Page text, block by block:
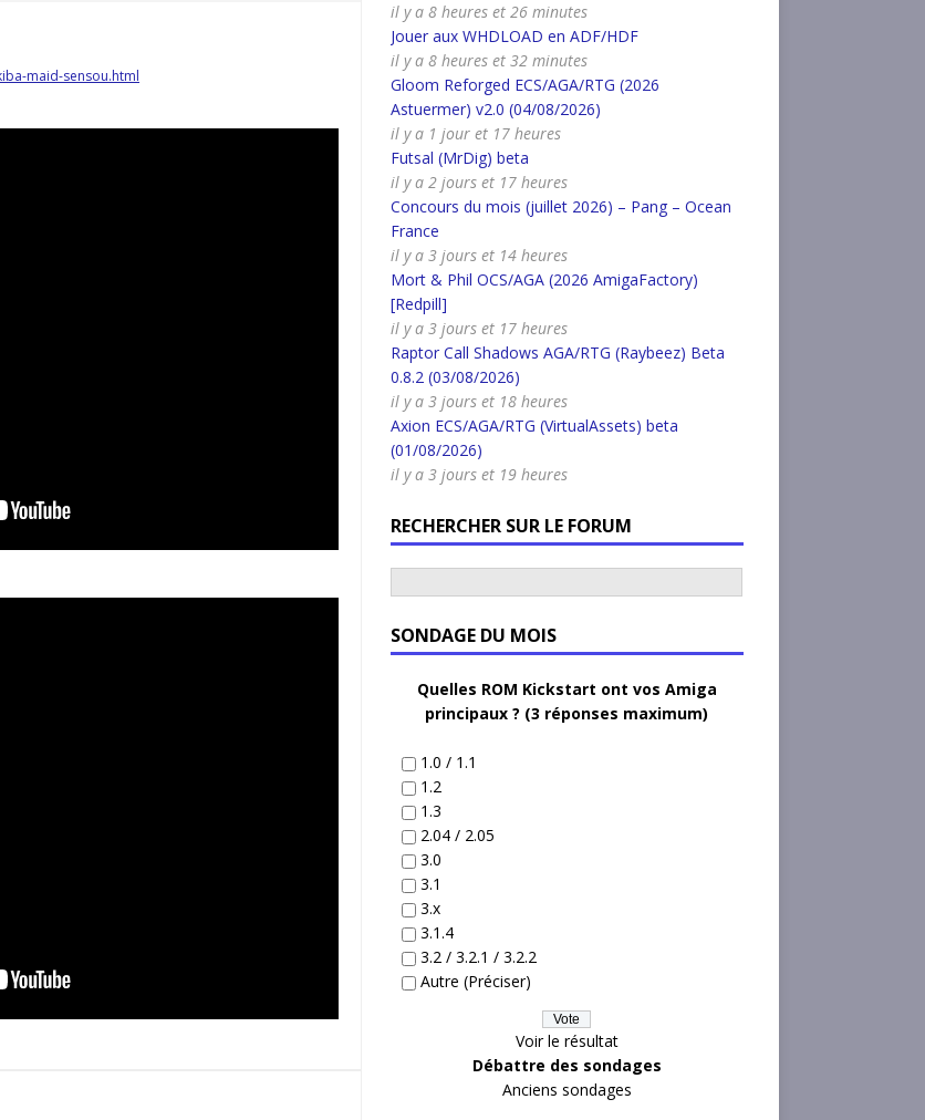
maid-sensou.html
il y a 8 heures et 26 minutes
Jouer aux WHDLOAD en ADF/HDF
il y a 8 heures et 32 minutes
Gloom Reforged ECS/AGA/RTG (2026
Astuermer) v2.0 (04/08/2026)
il y a 1 jour et 17 heures
Futsal (MrDig) beta
il y a 2 jours et 17 heures
Concours du mois (juillet 2026) – Pang – Ocean
France
il y a 3 jours et 14 heures
Mort & Phil OCS/AGA (2026 AmigaFactory)
[Redpill]
il y a 3 jours et 17 heures
Raptor Call Shadows AGA/RTG (Raybeez) Beta
0.8.2 (03/08/2026)
il y a 3 jours et 18 heures
Axion ECS/AGA/RTG (VirtualAssets) beta
(01/08/2026)
il y a 3 jours et 19 heures
RECHERCHER SUR LE FORUM
SONDAGE DU MOIS
Quelles ROM Kickstart ont vos Amiga
principaux ? (3 réponses maximum)
1.0 / 1.1
1.2
1.3
2.04 / 2.05
3.0
3.1
3.x
3.1.4
3.2 / 3.2.1 / 3.2.2
Autre (Préciser)
Voir le résultat
Débattre des sondages
Anciens sondages